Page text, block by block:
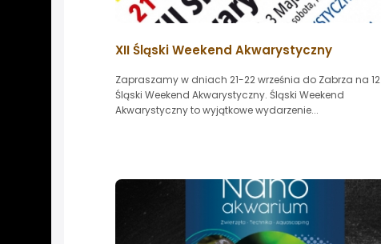
XII Śląski Weekend Akwarystyczny
Zapraszamy w dniach 21-22 września do Zabrza na 12
Śląski Weekend Akwarystyczny. Śląski Weekend
Akwarystyczny to wyjątkowe wydarzenie...